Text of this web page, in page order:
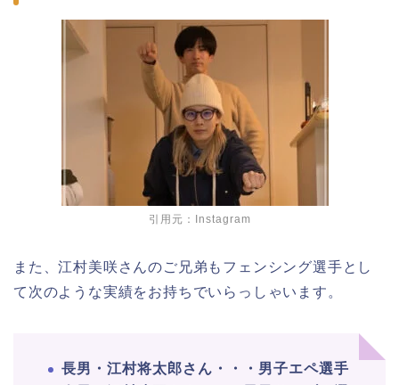
引用元：Instagram
また、江村美咲さんのご兄弟もフェンシング選手とし
て次のような実績をお持ちでいらっしゃいます。
長男・江村将太郎さん・・・男子エペ選手